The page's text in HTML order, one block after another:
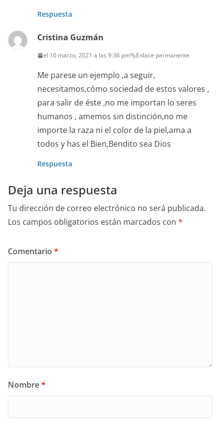
Respuesta
Cristina Guzmán
el 10 marzo, 2021 a las 9:36 pm Enlace permanente
Me parese un ejemplo ,a seguir,
necesitamos,cómo sociedad de estos valores ,
para salir de éste ,no me importan lo seres
humanos , amemos sin distinción,no me
importe la raza ni el color de la piel,ama a
todos y has el Bien,Bendito sea Dios
Respuesta
Deja una respuesta
Tu dirección de correo electrónico no será publicada.
Los campos obligatorios están marcados con *
Comentario *
Nombre*